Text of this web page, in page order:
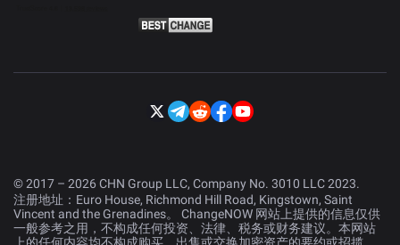
© 2017 – 2026 CHN Group LLC, Company No. 3010 LLC 2023.
注册地址：Euro House, Richmond Hill Road, Kingstown, Saint
Vincent and the Grenadines。 ChangeNOW 网站上提供的信息仅供
一般参考之用，不构成任何投资、法律、税务或财务建议。本网站